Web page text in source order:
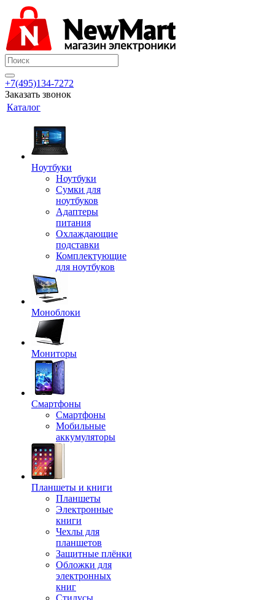
+7(495)134-7272
Заказать звонок
Каталог
Ноутбуки
Ноутбуки
Сумки для
ноутбуков
Адаптеры
питания
Охлаждающие
подставки
Комплектующие
для ноутбуков
Моноблоки
Мониторы
Смартфоны
Смартфоны
Мобильные
аккумуляторы
Планшеты и книги
Планшеты
Электронные
книги
Чехлы для
планшетов
Защитные плёнки
Обложки для
электронных
книг
Стилусы